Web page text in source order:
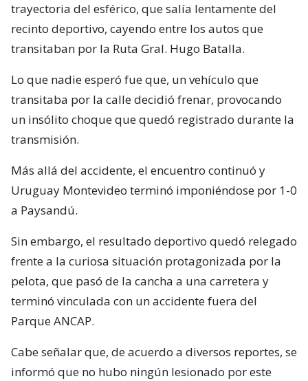
trayectoria del esférico, que salía lentamente del
recinto deportivo, cayendo entre los autos que
transitaban por la Ruta Gral. Hugo Batalla.
Lo que nadie esperó fue que, un vehículo que
transitaba por la calle decidió frenar, provocando
un insólito choque que quedó registrado durante la
transmisión.
Más allá del accidente, el encuentro continuó y
Uruguay Montevideo terminó imponiéndose por 1-0
a Paysandú.
Sin embargo, el resultado deportivo quedó relegado
frente a la curiosa situación protagonizada por la
pelota, que pasó de la cancha a una carretera y
terminó vinculada con un accidente fuera del
Parque ANCAP.
Cabe señalar que, de acuerdo a diversos reportes, se
informó que no hubo ningún lesionado por este